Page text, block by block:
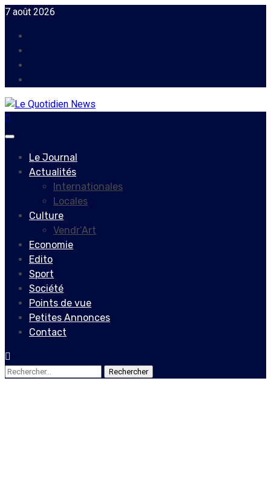
Skip
content
7 août 2026
Primary
Le Journal
Actualités
Internationales
Locales
Culture
Vendr’Art
Economie
Edito
Sport
Société
Points de vue
Petites Annonces
Contact
Rechercher :